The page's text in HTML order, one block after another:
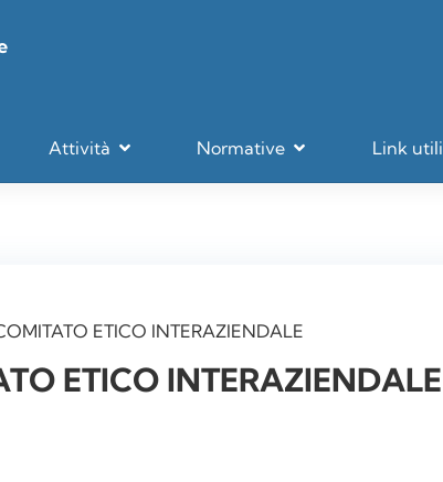
Attività Normative Link utili
ETICO INTERAZIENDALE
ETICO INTERAZIENDALE